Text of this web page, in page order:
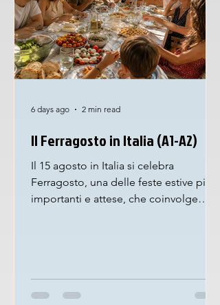
Il Ferragosto in Italia (A1-A2)
Il 15 agosto in Italia si celebra
Ferragosto, una delle feste estive più
importanti e attese, che coinvolge
Feriae Augusti per festeggiare la fine
dei lavori agricoli e permettere ai
6 days ago 2 min read